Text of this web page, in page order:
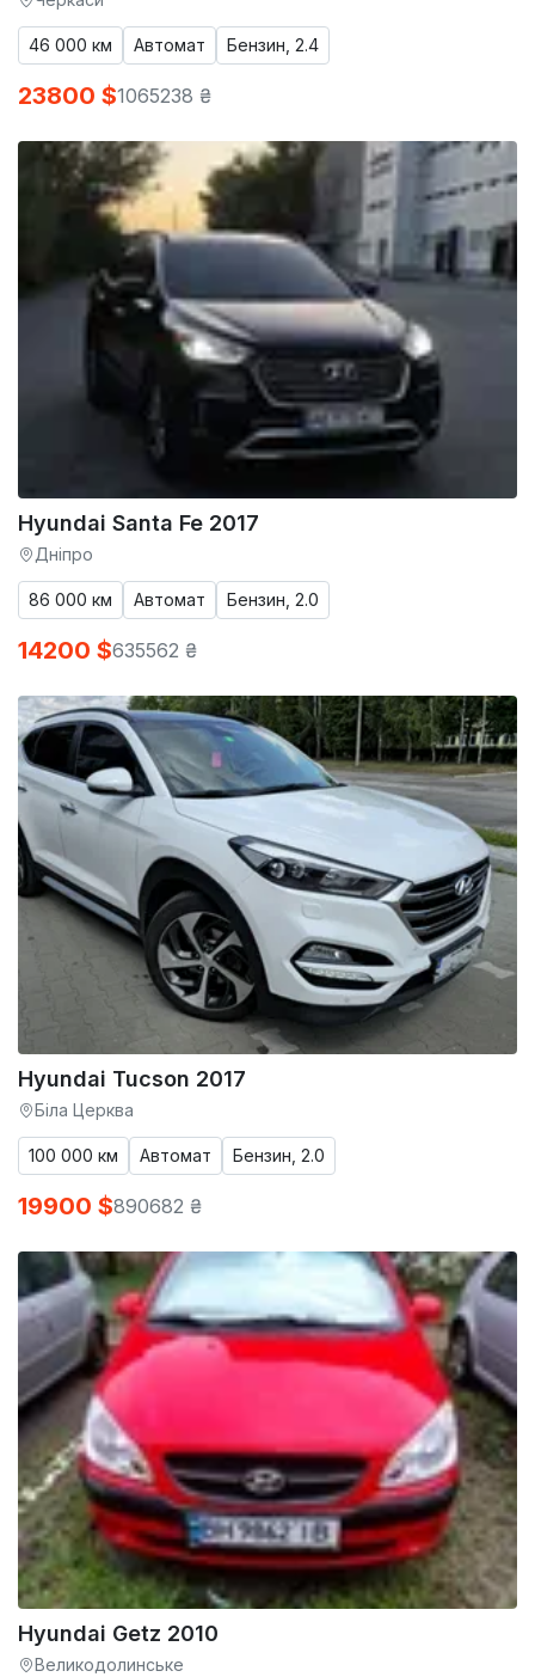
46 000 км Автомат Бензин, 2.4
23800 $1065238 ₴
Hyundai Santa Fe 2017
Дніпро
86 000 км Автомат Бензин, 2.0
14200 $635562 ₴
Hyundai Tucson 2017
Біла Церква
100 000 км Автомат Бензин, 2.0
19900 $890682 ₴
Hyundai Getz 2010
Великодолинське